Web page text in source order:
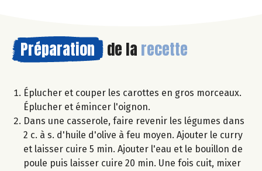
Préparation de la recette
Éplucher et couper les carottes en gros morceaux.
Éplucher et émincer l'oignon.
Dans une casserole, faire revenir les légumes dans
2 c. à s. d'huile d'olive à feu moyen. Ajouter le curry
et laisser cuire 5 min. Ajouter l'eau et le bouillon de
poule puis laisser cuire 20 min. Une fois cuit, mixer